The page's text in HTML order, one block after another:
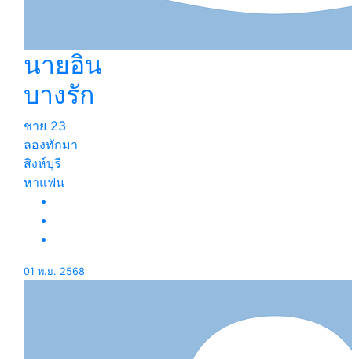
นายอิน
บางรัก
ชาย 23
ลองทักมา
สิงห์บุรี
หาแฟน
01 พ.ย. 2568